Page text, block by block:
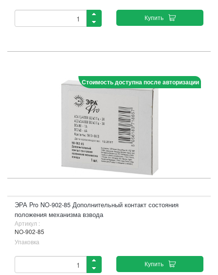
Купить
Стоимость доступна после авторизации
ЭРА Pro NO-902-85 Дополнительный контакт состояния
положения механизма взвода
Артикул :
NO-902-85
Упаковка
Купить